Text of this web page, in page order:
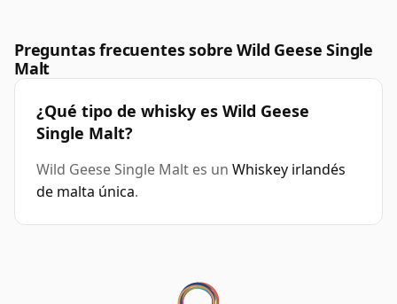
Preguntas frecuentes sobre Wild Geese Single
Malt
¿Qué tipo de whisky es Wild Geese
Single Malt?
Wild Geese Single Malt es un Whiskey irlandés
de malta única.